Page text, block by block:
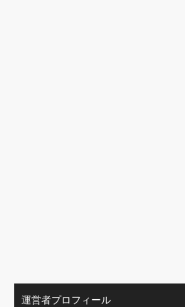
運営者プロフィール